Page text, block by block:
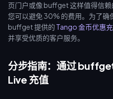
页门户或像 buffget 这样值得信赖
您可以避免 30% 的费用。为了确
buffget 提供的 Tango 金币优惠
并享受优质的客户服务。
分步指南：通过
Live 充值